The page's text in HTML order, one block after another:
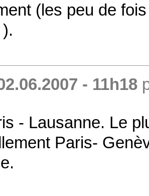
(les peu de
- 11h18
- Lausanne. Le
Paris-